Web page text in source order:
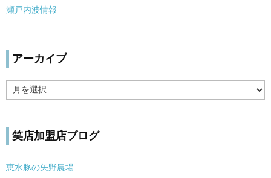
瀬戸内波情報
アーカイブ
ー
ブ笑店加盟店ブログ
恵水豚の矢野農場